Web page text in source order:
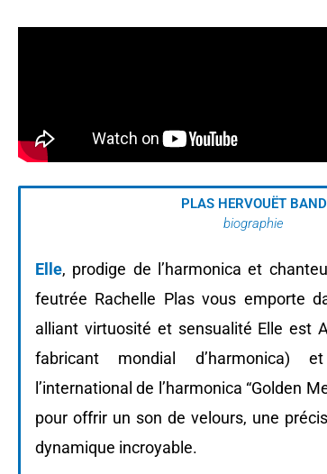
PLAS HERVOUËT BAND
biographie
Elle, prodige de l’harmonica et
feutrée Rachelle Plas vous emporte
alliant virtuosité et sensualité Elle est
fabricant mondial d’harmonica)
l’international de l’harmonica “Golden
pour offrir un son de velours, une
dynamique incroyable.